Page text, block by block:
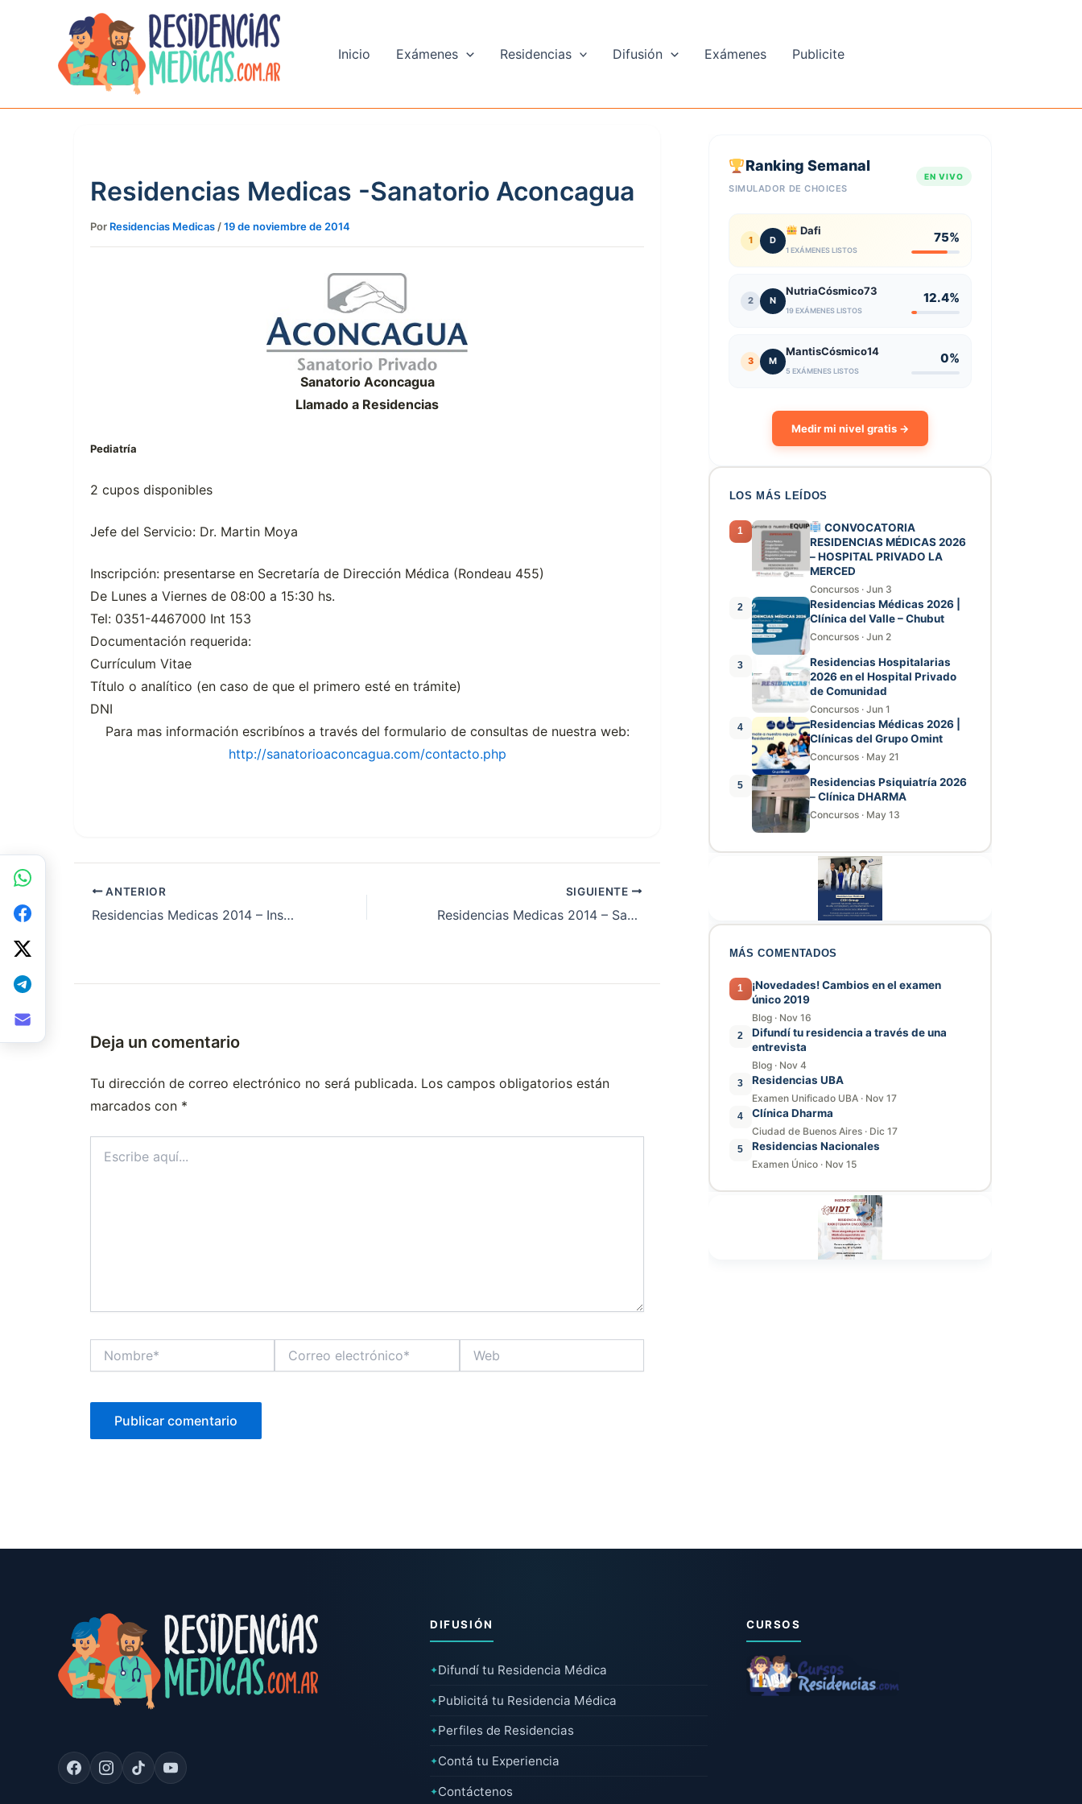
Inicio Exámenes Residencias Difusión Exámenes Publicite
Residencias Medicas -Sanatorio Aconcagua
Por Residencias Medicas /19 de noviembre de 2014
Sanatorio Aconcagua
Llamado a Residencias
Pediatría
2 cupos disponibles
Jefe del Servicio: Dr. Martin Moya
Inscripción: presentarse en Secretaría de Dirección Médica (Rondeau 455)
De Lunes a Viernes de 08:00 a 15:30 hs.
Tel: 0351-4467000 Int 153
Documentación requerida:
Currículum Vitae
Título o analítico (en caso de que el primero esté en trámite)
DNI
Para mas información escribínos a través del formulario de consultas de nuestra web:
http://sanatorioaconcagua.com/contacto.php
ANTERIOR
Residencias Medicas 2014 – Instituto Modelo Privado de Ginecología y Obstetricia
SIGUIENTE
Residencias Medicas 2014 – Sanatorio Juan XXIII – Rio Negro
Deja un comentario
Tu dirección de correo electrónico no será publicada. Los campos obligatorios están
marcados con *
aquí...
electrónico*
Ranking Semanal
SIMULADOR DE CHOICES
EN VIVO
1 D
Dafi
1 EXÁMENES LISTOS
75%
2 N
NutriaCósmico73
19 EXÁMENES LISTOS
12.4%
3 M
MantisCósmico14
5 EXÁMENES LISTOS
0%
Medir mi nivel gratis →
LOS MÁS LEÍDOS
1
CONVOCATORIA
RESIDENCIAS MÉDICAS 2026
– HOSPITAL PRIVADO LA
MERCED
Concursos · Jun 3
2
Residencias Médicas 2026 |
Clínica del Valle – Chubut
Concursos · Jun 2
3
Residencias Hospitalarias
2026 en el Hospital Privado
de Comunidad
Concursos · Jun 1
4
Residencias Médicas 2026 |
Clínicas del Grupo Omint
Concursos · May 21
5
Residencias Psiquiatría 2026
– Clínica DHARMA
Concursos · May 13
MÁS COMENTADOS
1
¡Novedades! Cambios en el examen
único 2019
Blog · Nov 16
2
Difundí tu residencia a través de una
entrevista
Blog · Nov 4
3 Residencias UBA
Examen Unificado UBA · Nov 17
4 Clínica Dharma
Ciudad de Buenos Aires · Dic 17
5 Residencias Nacionales
Examen Único · Nov 15
DIFUSIÓN
✦Difundí tu Residencia Médica
✦Publicitá tu Residencia Médica
✦Perfiles de Residencias
✦Contá tu Experiencia
✦Contáctenos
CURSOS